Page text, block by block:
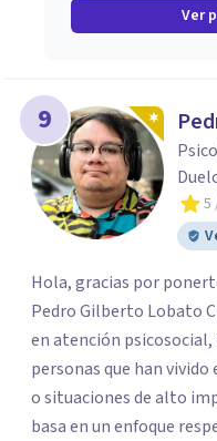
Ver
9
5
Hola, gracias por
Pedro Gilberto Lobato
en atención
personas que han
o situaciones de alto impacto
basa en un enfoque